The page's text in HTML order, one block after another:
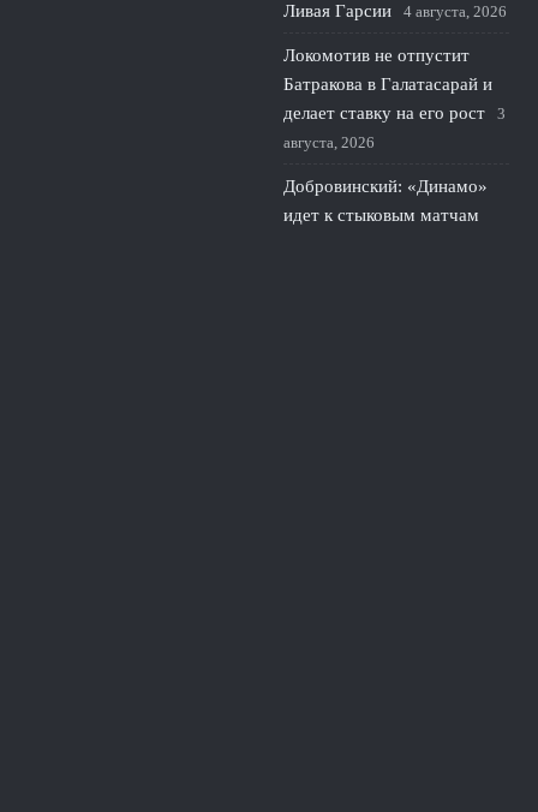
Ливая Гарсии
4 августа, 2026
Локомотив не отпустит
Батракова в Галатасарай и
делает ставку на его рост
3
августа, 2026
Добровинский: «Динамо»
идет к стыковым матчам